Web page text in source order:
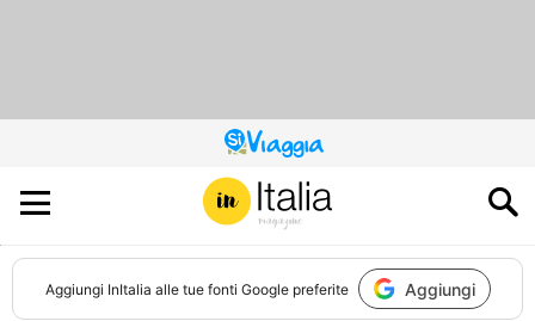
QUESTO
SITO
CONTRIBUISCE
ALL’AUDIENCE
DI
Aggiungi InItalia alle tue fonti Google preferite Aggiungi